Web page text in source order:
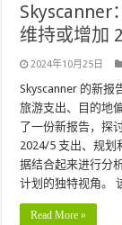
Skyscanner
维持或增加
2024年10月25日
Skyscanner 的新报
旅游支出、目的地
了一份新报告，探
2024/5 支出、规划
据结合起来进行分
计划的独特视角。
Read More »